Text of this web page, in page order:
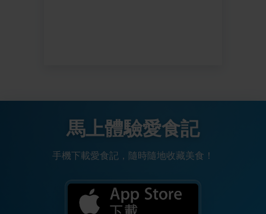
馬上體驗愛食記
手機下載愛食記，隨時隨地收藏美食！